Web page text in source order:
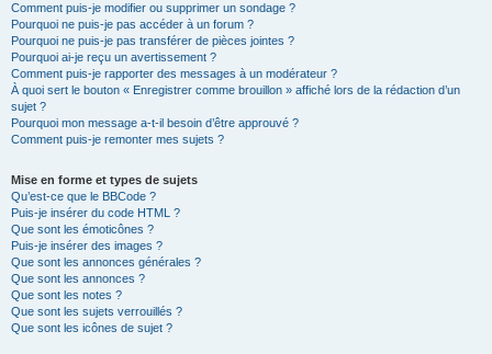
Comment puis-je modifier ou supprimer un sondage ?
Pourquoi ne puis-je pas accéder à un forum ?
Pourquoi ne puis-je pas transférer de pièces jointes ?
Pourquoi ai-je reçu un avertissement ?
Comment puis-je rapporter des messages à un modérateur ?
À quoi sert le bouton « Enregistrer comme brouillon » affiché lors de la rédaction d’un
sujet ?
Pourquoi mon message a-t-il besoin d’être approuvé ?
Comment puis-je remonter mes sujets ?
Mise en forme et types de sujets
Qu’est-ce que le BBCode ?
Puis-je insérer du code HTML ?
Que sont les émoticônes ?
Puis-je insérer des images ?
Que sont les annonces générales ?
Que sont les annonces ?
Que sont les notes ?
Que sont les sujets verrouillés ?
Que sont les icônes de sujet ?